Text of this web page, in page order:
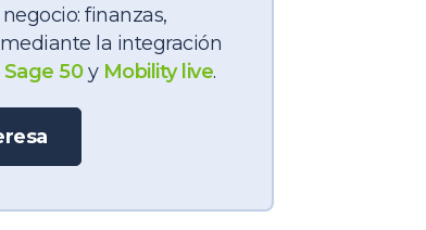
finanzas,
la integración
Sage 50y Mobility live.